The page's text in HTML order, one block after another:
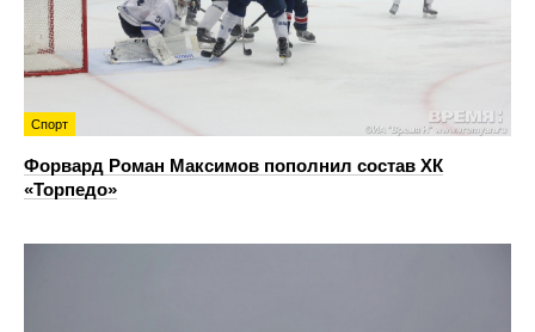
Спорт
Форвард Роман Максимов пополнил состав ХК
«Торпедо»